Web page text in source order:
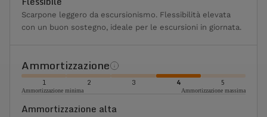
Scarpone leggero da escursionismo. Flessibilità elevata
con un buon sostegno, ideale per le escursioni in giornata.
Ammortizzazione
1 2 3 4 5
Ammortizzazione minima Ammortizzazione massima
Ammortizzazione alta